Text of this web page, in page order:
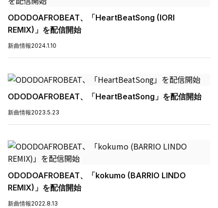
ODODOAFROBEAT、「HeartBeatSong (IORI
REMIX)」を配信開始
新曲情報2024.1.10
ODODOAFROBEAT、「HeartBeatSong」を配信開始
新曲情報2023.5.23
ODODOAFROBEAT、「kokumo (BARRIO LINDO
REMIX)」を配信開始
新曲情報2022.8.13